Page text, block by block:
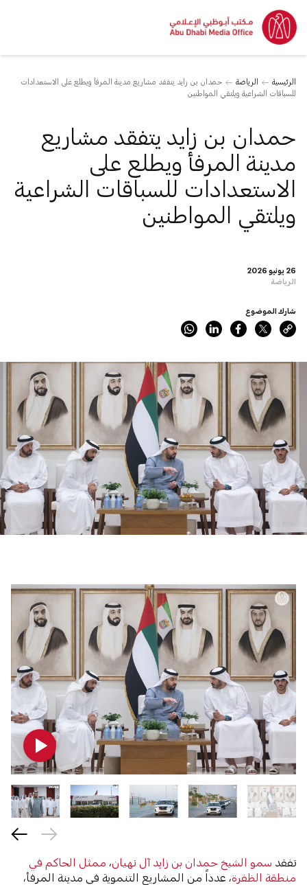
الرئيسية الرياضة
حمدان بن زايد يتفقد مشاريع مدينة المرفأ ويطلع على الاستعدادات
للسباقات الشراعية ويلتقي المواطنين
26 يونيو 2026
الرياضة
حمدان بن زايد يتفقد مشاريع
مدينة المرفأ ويطلع على
الاستعدادات للسباقات الشراعية
ويلتقي المواطنين
شارك الموضوع
تفقد سمو الشيخ حمدان بن زايد آل نهيان، ممثل الحاكم في
منطقة الظفرة، عدداً من المشاريع التنموية في مدينة المرفأ،